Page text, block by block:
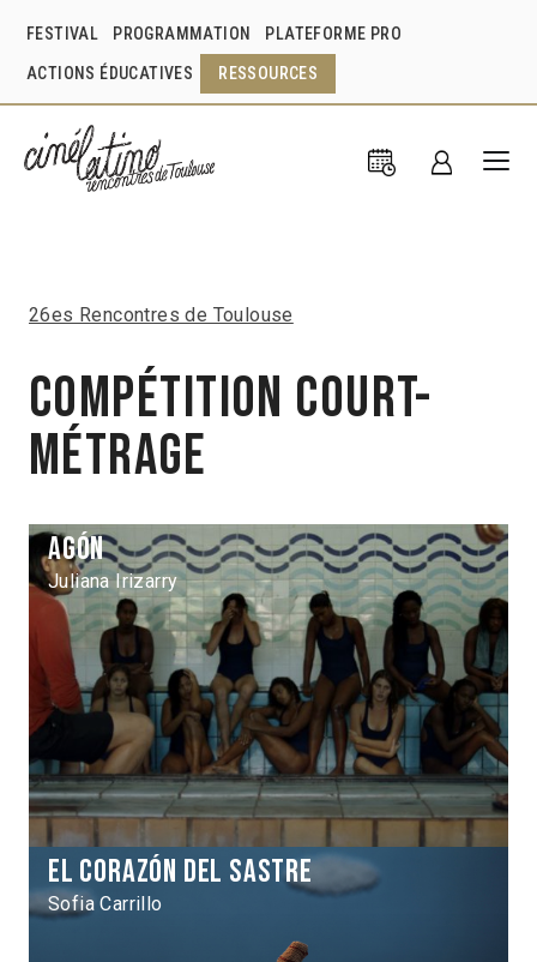
FESTIVAL PROGRAMMATION PLATEFORME PRO
ACTIONS ÉDUCATIVES RESSOURCES
26es Rencontres de Toulouse
Compétition Court-
métrage
Agón
Juliana Irizarry
El corazón del sastre
Sofia Carrillo